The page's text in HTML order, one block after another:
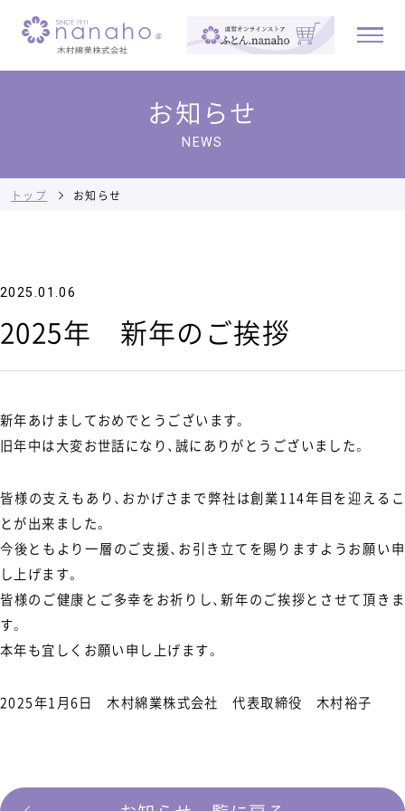
お知らせ
NEWS
トップ お知らせ
2025.01.06
2025年 新年のご挨拶
新年あけましておめでとうございます。
旧年中は大変お世話になり、誠にありがとうございました。
皆様の支えもあり、おかげさまで弊社は創業114年目を迎えるこ
とが出来ました。
今後ともより一層のご支援、お引き立てを賜りますようお願い申
し上げます。
皆様のご健康とご多幸をお祈りし、新年のご挨拶とさせて頂きま
す。
本年も宜しくお願い申し上げます。
2025年1月6日 木村綿業株式会社 代表取締役 木村裕子